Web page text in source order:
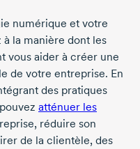
numérique et votre
la manière dont les
vous aider à créer une
de votre entreprise. En
des pratiques
atténuer les
réduire son
de la clientèle, des